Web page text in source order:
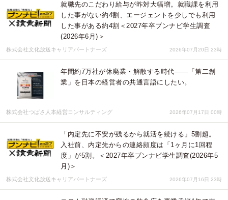
就職先のこだわり給与が昨対大幅増。就職課を利用
した事がない約4割、エージェントを少しでも利用
した事がある約4割＜2027年卒ブンナビ学生調査
(2026年6月)＞
株式会社文化放送キャリアパートナーズ 2026年07月20日 23時
年間約7万社が休廃業・解散する時代――「第二創
業」を日本の経営者の共通言語にしたい。
株式会社つばさ人本経営コンサルティング 2026年07月17日 00時
「内定先に不安が残るから就活を続ける」5割超。
入社前、内定先からの連絡頻度は「1ヶ月に1回程
度」が5割。＜2027年卒ブンナビ学生調査(2026年5
月)＞
株式会社文化放送キャリアパートナーズ 2026年07月16日 23時